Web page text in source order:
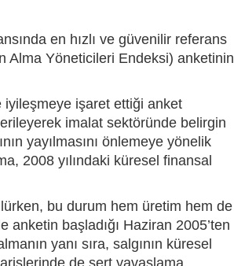
en hızlı ve güvenilir referans
Alma Yöneticileri Endeksi) anketinin
iyileşmeye işaret ettiği anket
imalat sektöründe belirgin
yayılmasını önlemeye yönelik
2008 yılındaki küresel finansal
bu durum hem üretim hem de
başladığı Haziran 2005’ten
yanı sıra, salgının küresel
de sert yavaşlama